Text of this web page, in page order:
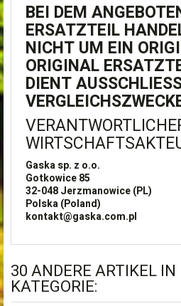
BEI DEM
ERSATZTEIL
NICHT UM EIN
ORIGINAL
DIENT
Gaska sp. z o.o.
Gotkowice 85
32-048Jerzmanowice (PL)
Polska (Poland)
kontakt@gaska.com.pl
30 ANDERE ARTIKEL IN
KATEGORIE: